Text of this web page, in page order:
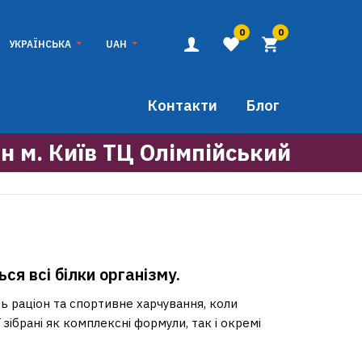
УКРАЇНСЬКА UAH
0 0
Блог
Контакти
м. Київ ТЦ Олімпійський
всі білки організму.
та спортивне харчування, коли
як комплексні формули, так і окремі